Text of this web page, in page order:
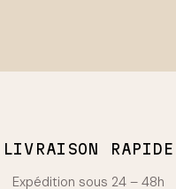
LIVRAISON RAPIDE
Expédition sous 24 – 48h